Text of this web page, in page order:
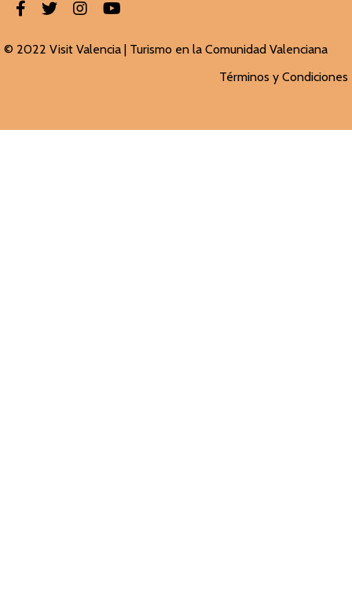
© 2022 Visit Valencia | Turismo en la Comunidad Valenciana
Términos y Condiciones